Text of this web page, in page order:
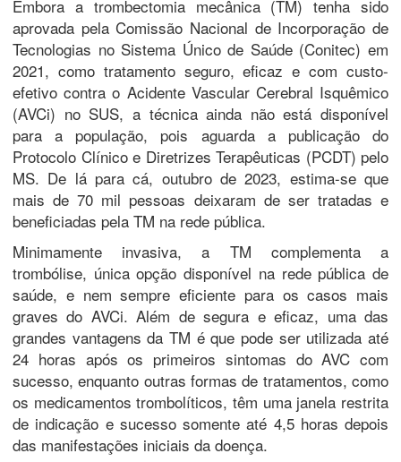
Embora a trombectomia mecânica (TM) tenha sido
aprovada pela Comissão Nacional de Incorporação de
Tecnologias no Sistema Único de Saúde (Conitec) em
2021, como tratamento seguro, eficaz e com custo-
efetivo contra o Acidente Vascular Cerebral Isquêmico
(AVCi) no SUS, a técnica ainda não está disponível
para a população, pois aguarda a publicação do
Protocolo Clínico e Diretrizes Terapêuticas (PCDT) pelo
MS. De lá para cá, outubro de 2023, estima-se que
mais de 70 mil pessoas deixaram de ser tratadas e
beneficiadas pela TM na rede pública.
Minimamente invasiva, a TM complementa a
trombólise, única opção disponível na rede pública de
saúde, e nem sempre eficiente para os casos mais
graves do AVCi. Além de segura e eficaz, uma das
grandes vantagens da TM é que pode ser utilizada até
24 horas após os primeiros sintomas do AVC com
sucesso, enquanto outras formas de tratamentos, como
os medicamentos trombolíticos, têm uma janela restrita
de indicação e sucesso somente até 4,5 horas depois
das manifestações iniciais da doença.